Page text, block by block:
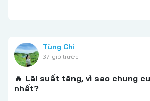
Tùng Chi
37 giờ trước
🔥 Lãi suất tăng, vì sao chung
nhất?